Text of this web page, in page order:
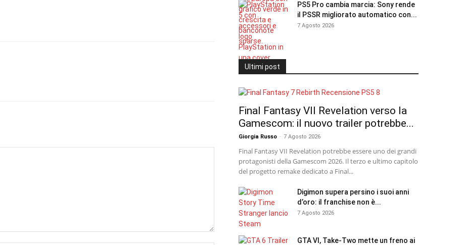
PS5 Pro cambia marcia: Sony rende
il PSSR migliorato automatico con...
7 Agosto 2026
Ultimi post
Final Fantasy VII Revelation verso la
Gamescom: il nuovo trailer potrebbe...
Giorgia Russo - 7 Agosto 2026
Final Fantasy VII Revelation potrebbe essere uno dei grandi
protagonisti della Gamescom 2026. Il terzo e ultimo capitolo
del progetto remake dedicato a Final...
Digimon supera persino i suoi anni
d’oro: il franchise non è...
7 Agosto 2026
GTA VI, Take-Two mette un freno ai